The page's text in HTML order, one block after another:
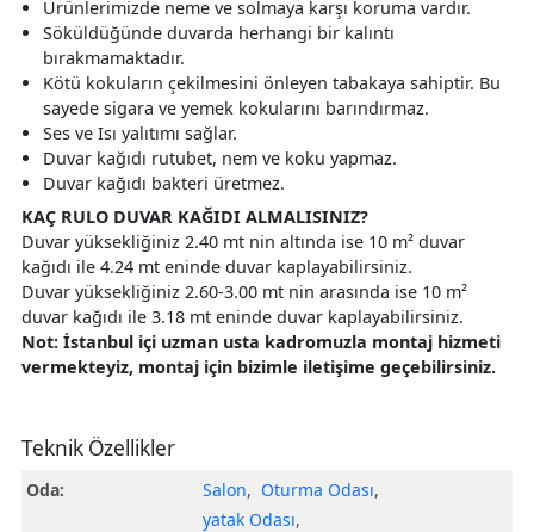
Ürünlerimizde neme ve solmaya karşı koruma vardır.
Söküldüğünde duvarda herhangi bir kalıntı
bırakmamaktadır.
Kötü kokuların çekilmesini önleyen tabakaya sahiptir. Bu
sayede sigara ve yemek kokularını barındırmaz.
Ses ve Isı yalıtımı sağlar.
Duvar kağıdı rutubet, nem ve koku yapmaz.
Duvar kağıdı bakteri üretmez.
KAÇ RULO DUVAR KAĞIDI ALMALISINIZ?
Duvar yüksekliğiniz 2.40 mt nin altında ise 10 m² duvar
kağıdı ile 4.24 mt eninde duvar kaplayabilirsiniz.
Duvar yüksekliğiniz 2.60-3.00 mt nin arasında ise 10 m²
duvar kağıdı ile 3.18 mt eninde duvar kaplayabilirsiniz.
Not: İstanbul içi uzman usta kadromuzla montaj hizmeti
vermekteyiz, montaj için bizimle iletişime geçebilirsiniz.
Teknik Özellikler
Oda: Salon, Oturma Odası,
yatak Odası,